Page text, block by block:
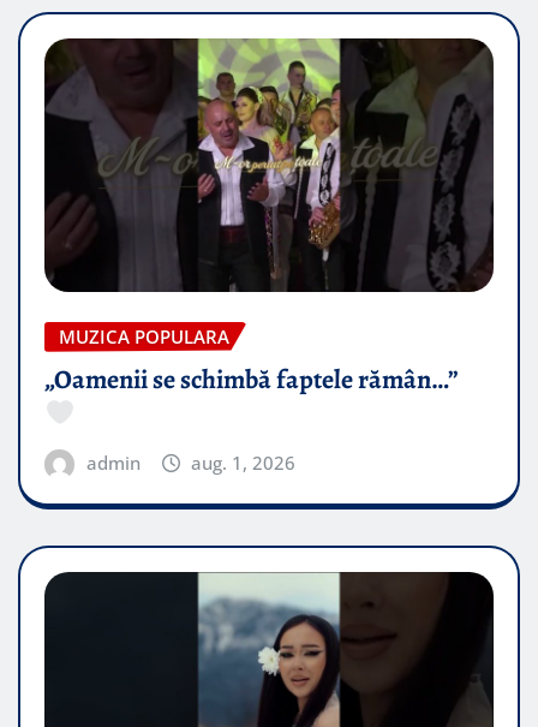
MUZICA POPULARA
„Oamenii se schimbă faptele rămân…”
admin aug. 1, 2026